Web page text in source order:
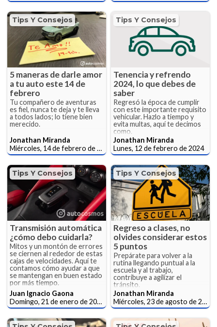
Tips Y Consejos
5 maneras de darle amor
a tu auto este 14 de
febrero
Tu compañero de aventuras
es fiel, nunca te deja y te lleva
a todos lados; lo tiene bien
merecido.
Jonathan Miranda
Miércoles, 14 de febrero de 2024
Tips Y Consejos
Tenencia y refrendo
2024, lo que debes de
saber
Regresó la época de cumplir
con este importante requisito
vehicular. Hazlo a tiempo y
evita multas, aquí te decimos
como.
Jonathan Miranda
Lunes, 12 de febrero de 2024
Tips Y Consejos
Transmisión automática
¿cómo debo cuidarla?
Mitos y un montón de errores
se ciernen al rededor de estas
cajas de velocidades. Aquí te
contamos cómo ayudar a que
se mantengan en buen estado
por más tiempo.
Juan Ignacio Gaona
Domingo, 21 de enero de 2024
Tips Y Consejos
Regreso a clases, no
olvides considerar estos
5 puntos
Prepárate para volver a la
rutina llegando puntual a la
escuela y al trabajo,
contribuye a agilizar el
tránsito.
Jonathan Miranda
Miércoles, 23 de agosto de 2023